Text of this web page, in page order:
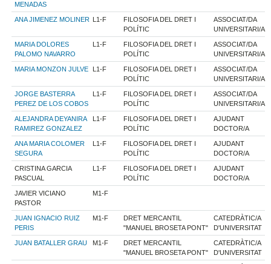
MENADAS
ANA JIMENEZ MOLINER L1-F
FILOSOFIA DEL DRET I
POLÍTIC
ASSOCIAT/DA
UNIVERSITARI/A
MARIA DOLORES
PALOMO NAVARRO
L1-F
FILOSOFIA DEL DRET I
POLÍTIC
ASSOCIAT/DA
UNIVERSITARI/A
MARIA MONZON JULVE L1-F
FILOSOFIA DEL DRET I
POLÍTIC
ASSOCIAT/DA
UNIVERSITARI/A
JORGE BASTERRA
PEREZ DE LOS COBOS
L1-F
FILOSOFIA DEL DRET I
POLÍTIC
ASSOCIAT/DA
UNIVERSITARI/A
ALEJANDRA DEYANIRA
RAMIREZ GONZALEZ
L1-F
FILOSOFIA DEL DRET I
POLÍTIC
AJUDANT
DOCTOR/A
ANA MARIA COLOMER
SEGURA
L1-F
FILOSOFIA DEL DRET I
POLÍTIC
AJUDANT
DOCTOR/A
CRISTINA GARCIA
PASCUAL
L1-F
FILOSOFIA DEL DRET I
POLÍTIC
AJUDANT
DOCTOR/A
JAVIER VICIANO
PASTOR
M1-F
JUAN IGNACIO RUIZ
PERIS
M1-F
DRET MERCANTIL
"MANUEL BROSETA PONT"
CATEDRÀTIC/A
D'UNIVERSITAT
JUAN BATALLER GRAU M1-F
DRET MERCANTIL
"MANUEL BROSETA PONT"
CATEDRÀTIC/A
D'UNIVERSITAT